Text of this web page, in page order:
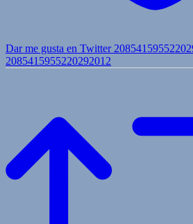
Dar me gusta en Twitter
2085415955220292012